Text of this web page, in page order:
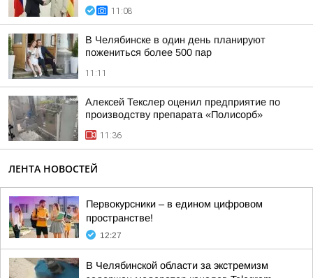
11:08
В Челябинске в один день планируют
пожениться более 500 пар
11:11
Алексей Текслер оценил предприятие по
производству препарата «Полисорб»
11:36
ЛЕНТА НОВОСТЕЙ
Первокурсники – в едином цифровом
пространстве!
12:27
В Челябинской области за экстремизм